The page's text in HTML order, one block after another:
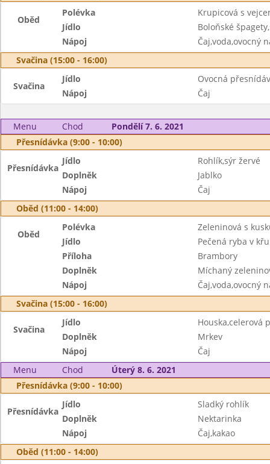
Oběd
Polévka
Krupicová s
Jídlo
Boloňské
Nápoj
Čaj,voda,ovocný
Svačina (15:00 - 16:00)
Svačina
Jídlo
Ovocná
Nápoj
Čaj
Menu Chod
Pondělí 7. 6. 2021
Přesnídávka (9:00 - 10:00)
Přesnídávka
Jídlo
Rohlík,sýr žervé
Doplněk
Jablko
Nápoj
Čaj
Oběd (11:00 - 14:00)
Oběd
Polévka
Zeleninová s
Jídlo
Pečená ryba v
Příloha
Brambory
Doplněk
Míchaný
Nápoj
Čaj,voda,ovocný
Svačina (15:00 - 16:00)
Svačina
Jídlo
Houska,celerová
Doplněk
Mrkev
Nápoj
Čaj
Menu
Chod
Úterý 8. 6. 2021
Přesnídávka (9:00 - 10:00)
Přesnídávka
Jídlo
Sladký rohlík
Doplněk
Nektarinka
Nápoj
Čaj,kakao
Oběd (11:00 - 14:00)